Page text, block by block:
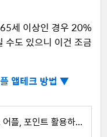
세 이상인 경우 20%
수도 있으니 이건 조금
앱테크 방법 ▼
국민은행 리브메이트 어플, 포인트 활용하기, 앱테크